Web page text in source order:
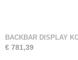
BACKBAR DISPLAY
€ 781,39